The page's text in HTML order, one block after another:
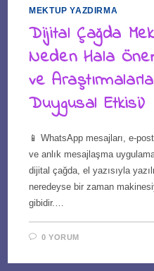
MEKTUP YAZDIRMA
Dijital Çağda
Neden Hala
ve Araştırmalarla
Duygusal Etkisi)
📱 WhatsApp mesajları, e-
ve anlık mesajlaşma
dijital çağda, el yazısıyla
neredeyse bir zaman
gibidir.…
0 YORUM